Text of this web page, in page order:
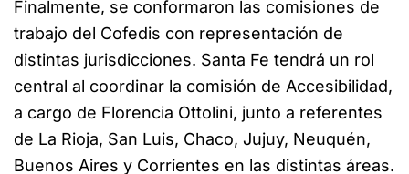
Finalmente, se conformaron las comisiones de
trabajo del Cofedis con representación de
distintas jurisdicciones. Santa Fe tendrá un rol
central al coordinar la comisión de Accesibilidad,
a cargo de Florencia Ottolini, junto a referentes
de La Rioja, San Luis, Chaco, Jujuy, Neuquén,
Buenos Aires y Corrientes en las distintas áreas.